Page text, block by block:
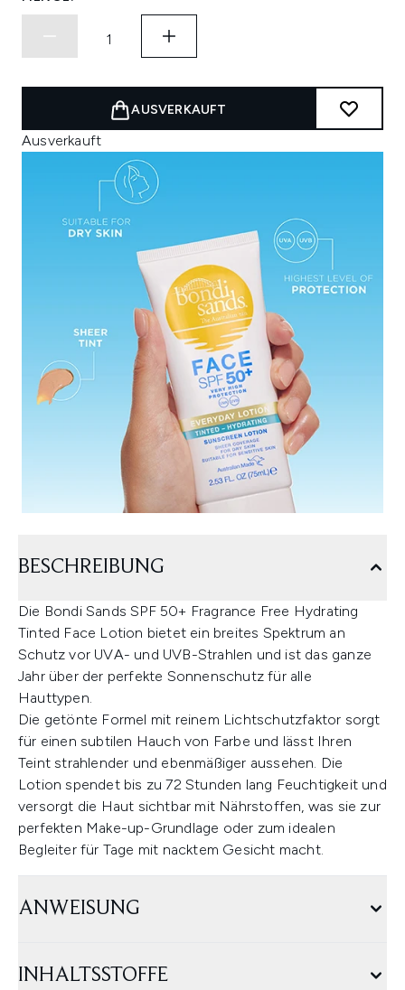
AUSVERKAUFT
Ausverkauft
BESCHREIBUNG
Die Bondi Sands SPF 50+ Fragrance Free Hydrating
Tinted Face Lotion bietet ein breites Spektrum an
Schutz vor UVA- und UVB-Strahlen und ist das ganze
Jahr über der perfekte Sonnenschutz für alle
Hauttypen.
Die getönte Formel mit reinem Lichtschutzfaktor sorgt
für einen subtilen Hauch von Farbe und lässt Ihren
Teint strahlender und ebenmäßiger aussehen. Die
Lotion spendet bis zu 72 Stunden lang Feuchtigkeit und
versorgt die Haut sichtbar mit Nährstoffen, was sie zur
perfekten Make-up-Grundlage oder zum idealen
Begleiter für Tage mit nacktem Gesicht macht.
ANWEISUNG
INHALTSSTOFFE